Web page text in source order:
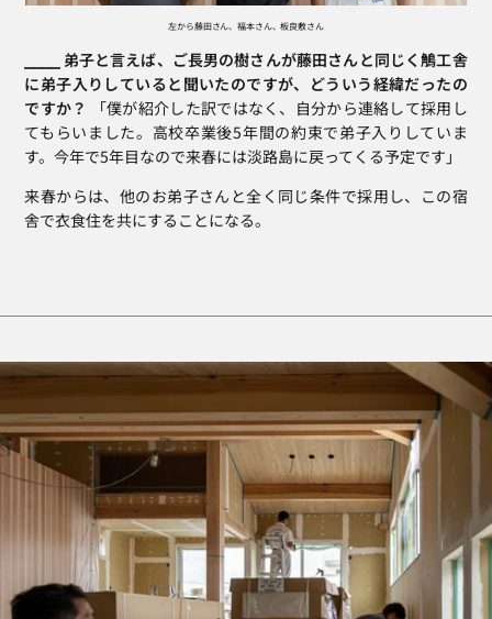
左から藤田さん、福本さん、板良敷さん
⎯⎯⎯⎯ 弟子と言えば、ご長男の樹さんが藤田さんと同じく鵤工舎
に弟子入りしていると聞いたのですが、どういう経緯だったの
ですか？
「僕が紹介した訳ではなく、自分から連絡して採用し
てもらいました。高校卒業後5年間の約束で弟子入りしていま
す。今年で5年目なので来春には淡路島に戻ってくる予定です」
来春からは、他のお弟子さんと全く同じ条件で採用し、この宿
舎で衣食住を共にすることになる。